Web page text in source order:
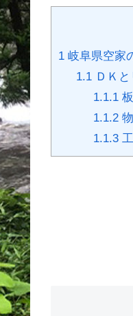
1 岐阜県空家
1.1ＤＫと
1.1.1
1.1.2
1.1.3